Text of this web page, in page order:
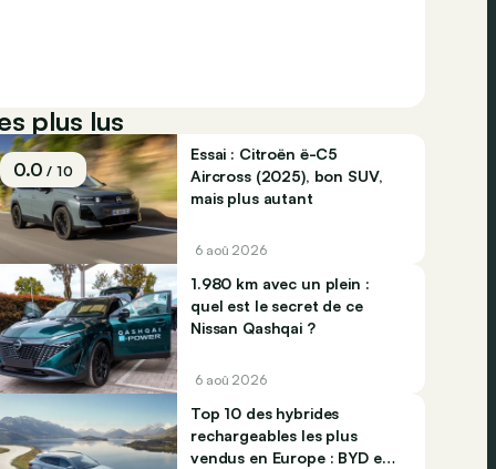
plus lus
0.0/ 10
Essai : Citroën ë-C5
Aircross (2025), bon SUV,
mais plus autant
6 aoû 2026
1.980 km avec un plein :
quel est le secret de ce
Nissan Qashqai ?
6 aoû 2026
Top 10 des hybrides
rechargeables les plus
vendus en Europe : BYD et